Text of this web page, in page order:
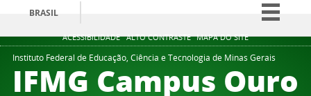
ACESSIBILIDADE ALTO CONTRASTE MAPA DO SITE
BRASIL
Simplifique!
Comunica BR
Participe
Instituto Federal de Educação, Ciência e Tecnologia de Minas Gerais
IFMG Campus Ouro